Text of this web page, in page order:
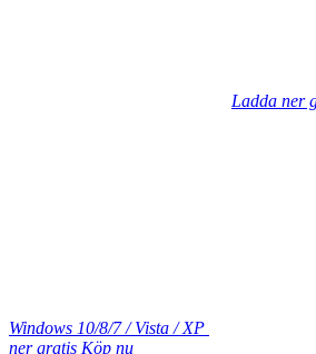
Ladda ner
Windows 10/8/7 / Vista / XP
ner gratis Köp nu